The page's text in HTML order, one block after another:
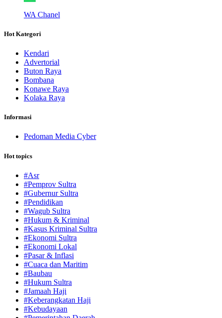
WA Chanel
Hot Kategori
Kendari
Advertorial
Buton Raya
Bombana
Konawe Raya
Kolaka Raya
Informasi
Pedoman Media Cyber
Hot topics
#Asr
#Pemprov Sultra
#Gubernur Sultra
#Pendidikan
#Wagub Sultra
#Hukum & Kriminal
#Kasus Kriminal Sultra
#Ekonomi Sultra
#Ekonomi Lokal
#Pasar & Inflasi
#Cuaca dan Maritim
#Baubau
#Hukum Sultra
#Jamaah Haji
#Keberangkatan Haji
#Kebudayaan